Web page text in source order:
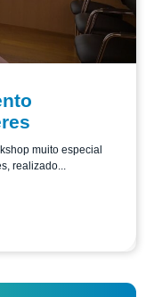
muito especial
realizado...